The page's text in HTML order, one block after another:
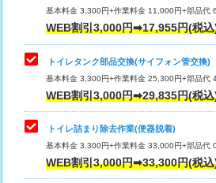
基本料金 3,300円+作業料金 11,000円+部品代
WEB割引3,000円➡17,955円(税
トイレタンク部品交換(サイフォン管交換)
基本料金 3,300円+作業料金 25,300円+部品代
WEB割引3,000円➡29,835円(税
トイレ詰まり除去作業(便器脱着)
基本料金 3,300円+作業料金 33,000円+部品代
WEB割引3,000円➡33,300円(税